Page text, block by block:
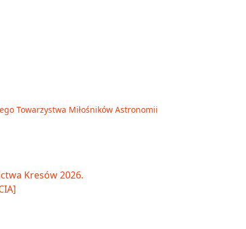
Towarzystwa Miłośników Astronomii